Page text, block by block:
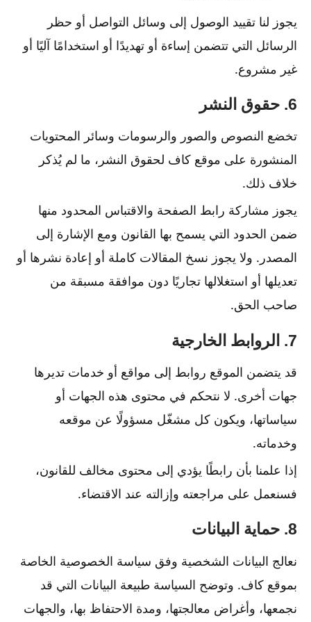
يجوز لنا تقييد الوصول إلى وسائل التواصل أو حظر
الرسائل التي تتضمن إساءة أو تهديدًا أو استخدامًا آليًا أو
غير مشروع.
6. حقوق النشر
تخضع النصوص والصور والرسومات وسائر المحتويات
المنشورة على موقع كاف لحقوق النشر، ما لم يُذكر
خلاف ذلك.
يجوز مشاركة رابط الصفحة والاقتباس المحدود منها
ضمن الحدود التي يسمح بها القانون ومع الإشارة إلى
المصدر. ولا يجوز نسخ المقالات كاملة أو إعادة نشرها أو
تعديلها أو استغلالها تجاريًا دون موافقة مسبقة من
صاحب الحق.
7. الروابط الخارجية
قد يتضمن الموقع روابط إلى مواقع أو خدمات تديرها
جهات أخرى. لا نتحكم في محتوى هذه الجهات أو
سياساتها، ويكون كل مشغّل مسؤولًا عن موقعه
وخدماته.
إذا علمنا بأن رابطًا يؤدي إلى محتوى مخالف للقانون،
فسنعمل على مراجعته وإزالته عند الاقتضاء.
8. حماية البيانات
نعالج البيانات الشخصية وفق سياسة الخصوصية الخاصة
بموقع كاف. وتوضح السياسة طبيعة البيانات التي قد
نجمعها، وأغراض معالجتها، ومدة الاحتفاظ بها، والجهات